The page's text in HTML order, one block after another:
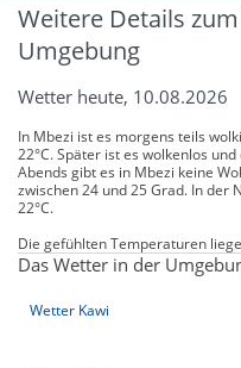
Weitere Details
Umgebung
Wetter heute, 10.08.2026
In Mbezi ist es morgens teils
22°C. Später ist es wolkenlos
Abends gibt es in Mbezi keine
zwischen 24 und 25 Grad. In der
22°C.
Die gefühlten Temperaturen
Das Wetter in der
Wetter Kawi